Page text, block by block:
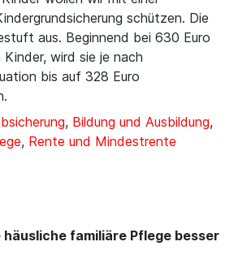
schützen. Die
aus. Beginnend bei 630 Euro
wird sie je nach
bis auf 328 Euro
, Bildung und Ausbildung,
, Rente und Mindestrente
häusliche familiäre Pflege besser